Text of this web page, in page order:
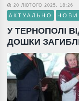
20 ЛЮТОГО 2025, 18:26
АКТУАЛЬНО
У ТЕРНОПОЛІ
ДОШКИ